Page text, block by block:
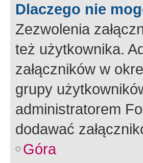
Dlaczego nie
Zezwolenia
też użytkownika.
załączników w
grupy
administratorem
dodawać
Góra